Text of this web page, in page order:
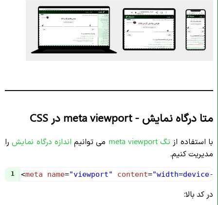
متا درگاه نمایش - meta viewport در CSS
با استفاده از تگ meta viewport می توانیم اندازه درگاه نمایش را
مدیریت کنیم.
1 <meta name="viewport" content=
در کد بالا: